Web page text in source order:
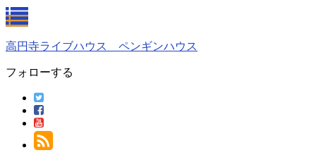
高円寺ライブハウス ペンギンハウス
フォローする